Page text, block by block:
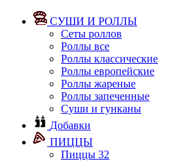
СУШИ И РОЛЛЫ
Сеты роллов
Роллы все
Роллы классические
Роллы европейские
Роллы жареные
Роллы запеченные
Суши и гунканы
Добавки
ПИЦЦЫ
Пиццы 32